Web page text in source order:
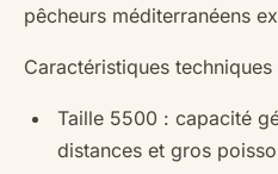
pêcheurs méditerranéens
Caractéristiques techniques
Taille 5500 : capacité
distances et gros